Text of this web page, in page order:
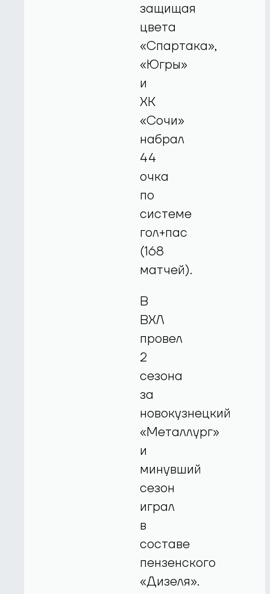
защищая
цвета
«Спартака»,
«Югры»
и
ХК
«Сочи»
набрал
44
очка
по
системе
гол+пас
(168
матчей).
В
ВХЛ
провел
2
сезона
за
новокузнецкий
«Металлург»
и
минувший
сезон
играл
в
составе
пензенского
«Дизеля».